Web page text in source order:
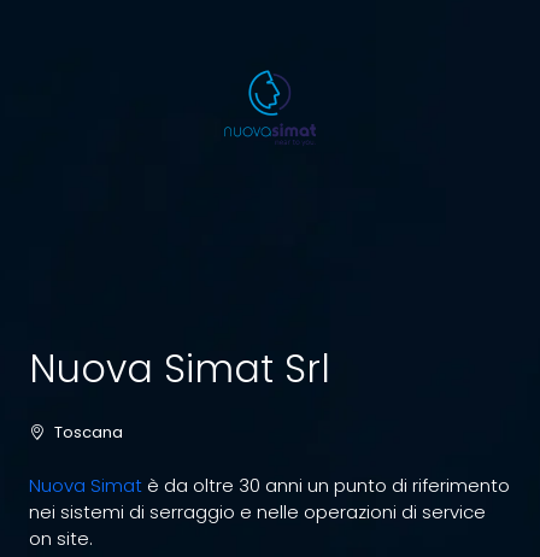
Nuova Simat Srl
Toscana
Nuova Simat è da oltre 30 anni un punto di riferimento
nei sistemi di serraggio e nelle operazioni di service
on site.